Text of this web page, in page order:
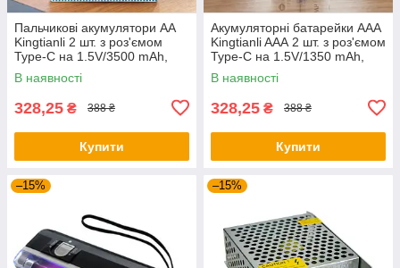
Пальчикові акумулятори АА
Kingtianli 2 шт. з роз'ємом
Type-C на 1.5V/3500 mAh,
акумуляторні батарейки аа
В наявності
328,25 ₴ 388 ₴
Купити
Акумуляторні батарейки ААА
Kingtianli AAА 2 шт. з роз'ємом
Type-C на 1.5V/1350 mAh,
мізинчикові акумулятори
В наявності
328,25 ₴ 388 ₴
Купити
–15% –15%